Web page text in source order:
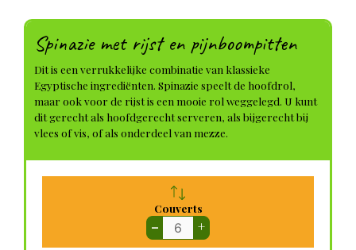
Spinazie met rijst en pijnboompitten
Dit is een verrukkelijke combinatie van klassieke
Egyptische ingrediënten. Spinazie speelt de hoofdrol,
maar ook voor de rijst is een mooie rol weggelegd. U kunt
dit gerecht als hoofdgerecht serveren, als bijgerecht bij
vlees of vis, of als onderdeel van mezze.
Couverts
– +